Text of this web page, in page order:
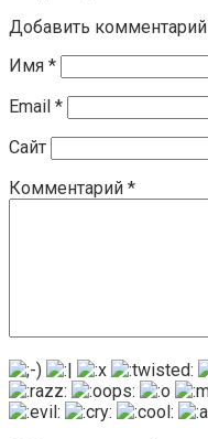
Добавить комментарий
Имя *
Email *
Сайт
Комментарий *